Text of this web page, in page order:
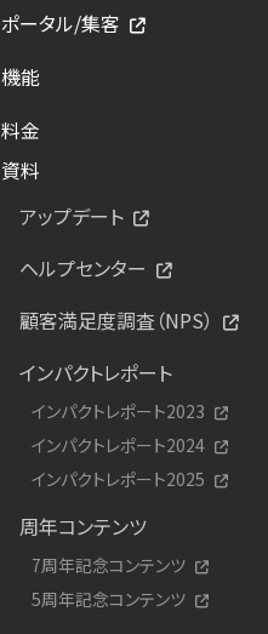
ポータル/集客
機能
料金
資料
アップデート
ヘルプセンター
顧客満足度調査（NPS）
インパクトレポート
インパクトレポート2023
インパクトレポート2024
インパクトレポート2025
周年コンテンツ
7周年記念コンテンツ
5周年記念コンテンツ